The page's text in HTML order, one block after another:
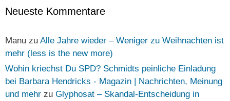
Neueste Kommentare
Manu zu Alle Jahre wieder – Weniger zu Weihnachten ist
mehr (less is the new more)
Wohin kriechst Du SPD? Schmidts peinliche Einladung
bei Barbara Hendricks - Magazin | Nachrichten, Meinung
und mehr zu Glyphosat – Skandal-Entscheidung in